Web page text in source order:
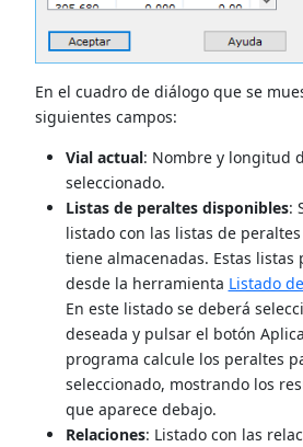
En el cuadro de diálogo que se
siguientes campos:
Vial actual: Nombre y longitud
seleccionado.
Listas de peraltes disponibles:
listado con las listas de
tiene almacenadas. Estas
desde la herramienta Listado
En este listado se deberá
deseada y pulsar el botón
programa calcule los peraltes
seleccionado, mostrando los
que aparece debajo.
Relaciones: Listado con las